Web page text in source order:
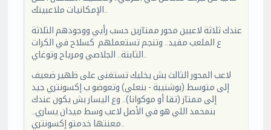
عندك ثلاثة لاعبين محور ممتازين حسب رأيي ووجودهم الثلاثة
ع الملعب مفيد.. وتنجم تستعملهم كسلاح في الكرات
لاعب المحور الثالث بش يخليك تستغنى على ظهير ضعيف
إلى متوسط (بوشنيبة - بنعلي) وتعوضو ب إكسونتري جيد
إلى ممتاز (تقا أو موكوانا).. وع اليسار بش يكون عندك
بنمحمد اللي هو في الأصل لاعب وسط ميدان يساري..